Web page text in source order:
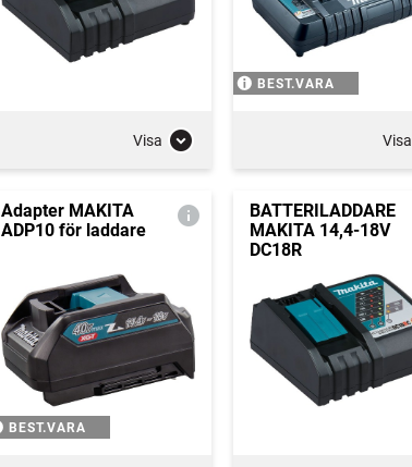
Visa
BEST.VARA
Visa
Adapter MAKITA
ADP10 för laddare
BEST.VARA
BATTERILADDARE
MAKITA 14,4-18V
DC18R